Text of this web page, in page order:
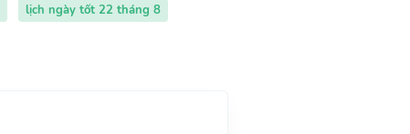
lịch ngày tốt 22 tháng 8